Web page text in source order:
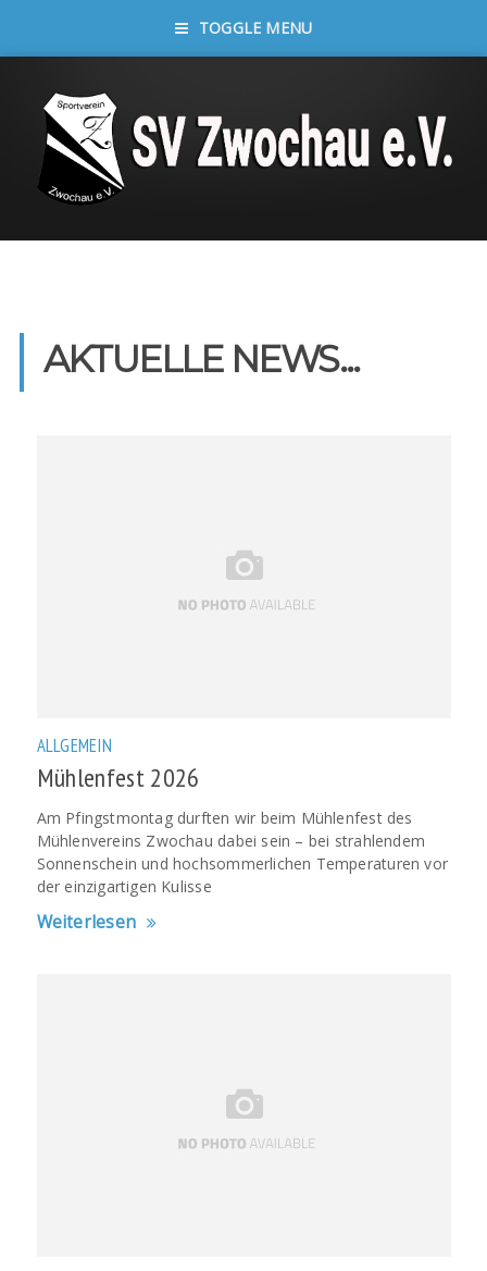
TOGGLE MENU
AKTUELLE NEWS...
ALLGEMEIN
Mühlenfest 2026
Am Pfingstmontag durften wir beim Mühlenfest des
Mühlenvereins Zwochau dabei sein – bei strahlendem
Sonnenschein und hochsommerlichen Temperaturen vor
der einzigartigen Kulisse
Weiterlesen